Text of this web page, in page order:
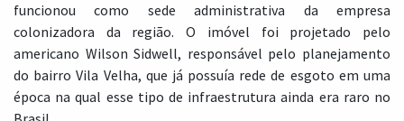
funcionou como sede administrativa da empresa
colonizadora da região. O imóvel foi projetado pelo
americano Wilson Sidwell, responsável pelo planejamento
do bairro Vila Velha, que já possuía rede de esgoto em uma
época na qual esse tipo de infraestrutura ainda era raro no